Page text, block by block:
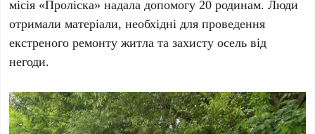
місія «Проліска» надала допомогу 20 родинам. Люди
отримали матеріали, необхідні для проведення
екстреного ремонту житла та захисту осель від
негоди.